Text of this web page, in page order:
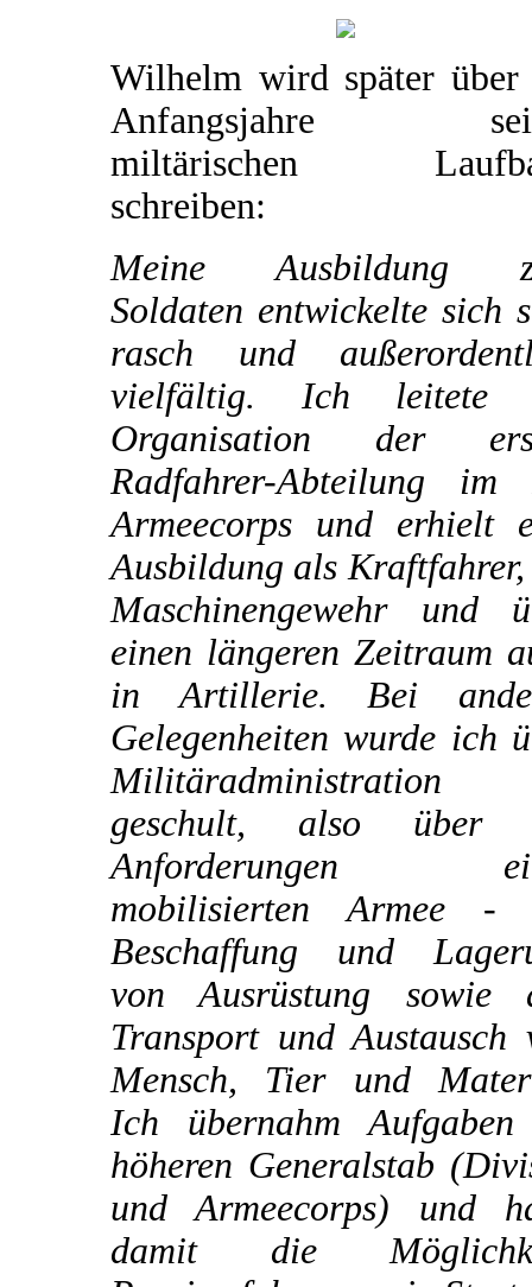
Wilhelm wird später über
Anfangsjahre
miltärischen
schreiben:
Meine Ausbildung
Soldaten entwickelte sich
rasch und
vielfältig. Ich leitete
Organisation der
Radfahrer-Abteilung
Armeecorps und erhielt
Ausbildung als Kraftfahrer,
Maschinengewehr und
einen längeren Zeitraum
in Artillerie. Bei
Gelegenheiten wurde ich
Militäradministration
geschult, also über
Anforderungen
mobilisierten Armee -
Beschaffung und
von Ausrüstung sowie
Transport und Austausch
Mensch, Tier und
Ich übernahm
höheren Generalstab
und Armeecorps) und
damit die